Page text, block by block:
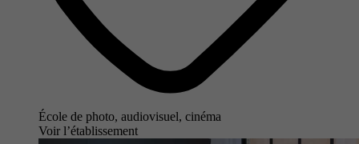
École de photo, audiovisuel, cinéma
Voir l’établissement